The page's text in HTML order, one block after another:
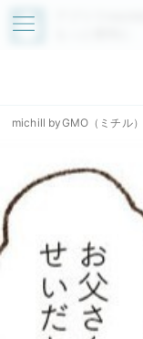
アプリで
michill byGMO（ミチル）